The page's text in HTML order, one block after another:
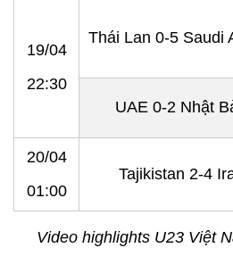
19/04
22:30
Thái Lan 0-5 Saudi
UAE 0-2 Nhật
20/04
01:00
Tajikistan 2-4
Video highlights U23 Việt